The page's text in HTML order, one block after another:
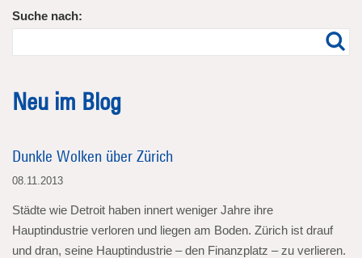
Suche nach:
Neu im Blog
Dunkle Wolken über Zürich
08.11.2013
Städte wie Detroit haben innert weniger Jahre ihre
Hauptindustrie verloren und liegen am Boden. Zürich ist drauf
und dran, seine Hauptindustrie – den Finanzplatz – zu verlieren.